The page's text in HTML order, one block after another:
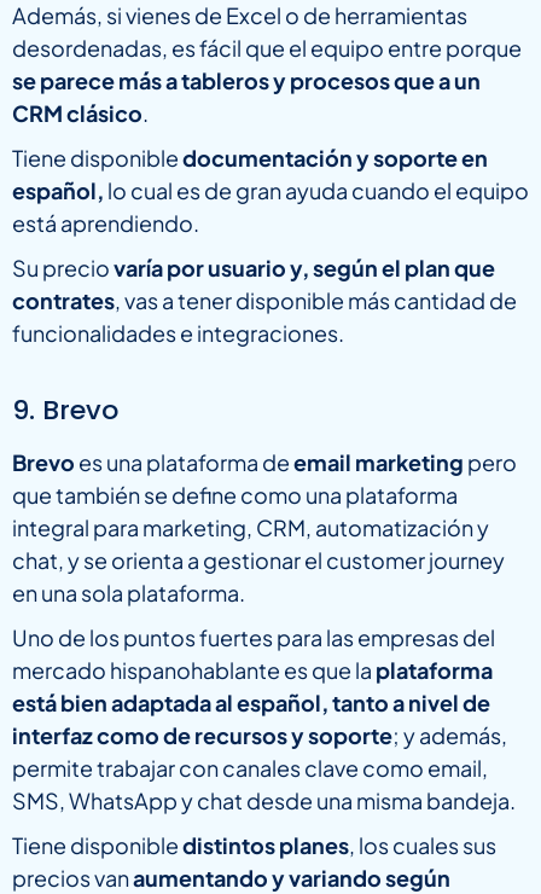
Además, si vienes de Excel o de herramientas
desordenadas, es fácil que el equipo entre porque
se parece más a tableros y procesos que a un
CRM clásico.
Tiene disponibledocumentación y soporte en
español, lo cual es de gran ayuda cuando el equipo
está aprendiendo.
Su preciovaría por usuario y, según el plan que
contrates, vas a tener disponible más cantidad de
funcionalidades e integraciones.
9. Brevo
Brevo es una plataforma deemail marketing pero
que también se define como una plataforma
integral para marketing, CRM, automatización y
chat, y se orienta a gestionar el customer journey
en una sola plataforma.
Uno de los puntos fuertes para las empresas del
mercado hispanohablante es que la plataforma
está bien adaptada al español, tanto a nivel de
interfaz como de recursos y soporte; y además,
permite trabajar con canales clave como email,
SMS, WhatsApp y chat desde una misma bandeja.
Tiene disponibledistintos planes, los cuales sus
precios vanaumentando y variando según